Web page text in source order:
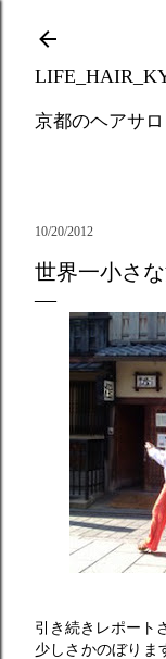
京都のヘアサ
10/20/2012
世界一小さ
引き続きレポート
少しさかのぼりま